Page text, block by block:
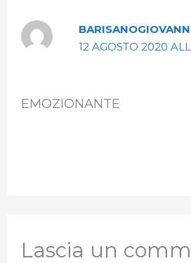
12 AGOSTO 2020
EMOZIONANTE
Lascia un